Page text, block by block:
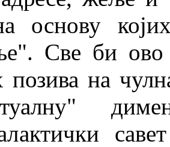
основу
Све би ово
позива на